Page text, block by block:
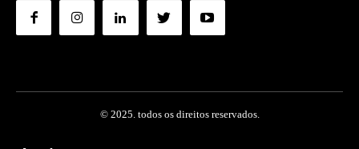
© 2025. todos os direitos reservados.